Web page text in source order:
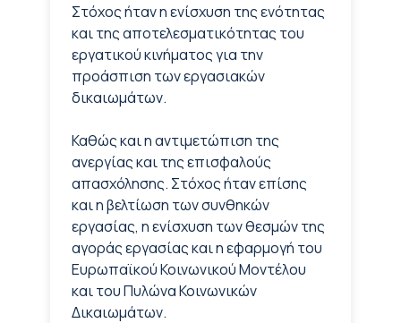
Στόχος ήταν η ενίσχυση της ενότητας
και της αποτελεσματικότητας του
εργατικού κινήματος για την
προάσπιση των εργασιακών
δικαιωμάτων.
Καθώς και η αντιμετώπιση της
ανεργίας και της επισφαλούς
απασχόλησης. Στόχος ήταν επίσης
και η βελτίωση των συνθηκών
εργασίας, η ενίσχυση των θεσμών της
αγοράς εργασίας και η εφαρμογή του
Ευρωπαϊκού Κοινωνικού Μοντέλου
και του Πυλώνα Κοινωνικών
Δικαιωμάτων.